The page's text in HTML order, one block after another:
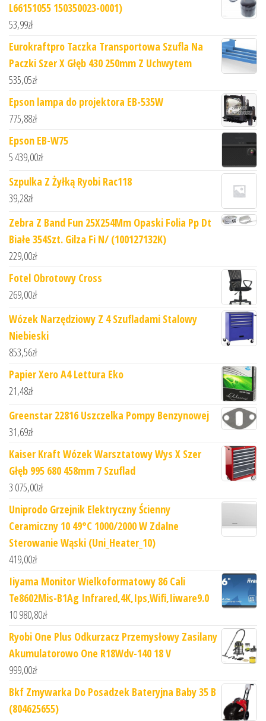
L66151055 150350023-0001)
53,99zł
Eurokraftpro Taczka Transportowa Szufla Na
Paczki Szer X Głęb 430 250mm Z Uchwytem
535,05zł
Epson lampa do projektora EB-535W
775,88zł
Epson EB-W75
5 439,00zł
Szpulka Z Żyłką Ryobi Rac118
39,28zł
Zebra Z Band Fun 25X254Mm Opaski Folia Pp Dt
Białe 354Szt. Gilza Fi N/ (100127132K)
229,00zł
Fotel Obrotowy Cross
269,00zł
Wózek Narzędziowy Z 4 Szufladami Stalowy
Niebieski
853,56zł
Papier Xero A4 Lettura Eko
21,48zł
Greenstar 22816 Uszczelka Pompy Benzynowej
31,69zł
Kaiser Kraft Wózek Warsztatowy Wys X Szer
Głęb 995 680 458mm 7 Szuflad
3 075,00zł
Uniprodo Grzejnik Elektryczny Ścienny
Ceramiczny 10 49°C 1000/2000 W Zdalne
Sterowanie Wąski (Uni_Heater_10)
419,00zł
Iiyama Monitor Wielkoformatowy 86 Cali
Te8602Mis-B1Ag Infrared,4K,Ips,Wifi,Iiware9.0
10 980,80zł
Ryobi One Plus Odkurzacz Przemysłowy Zasilany
Akumulatorowo One R18Wdv-140 18 V
999,00zł
Bkf Zmywarka Do Posadzek Bateryjna Baby 35 B
(804625655)